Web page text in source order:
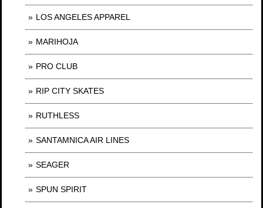
LOS ANGELES APPAREL
MARIHOJA
PRO CLUB
RIP CITY SKATES
RUTHLESS
SANTAMNICA AIR LINES
SEAGER
SPUN SPIRIT